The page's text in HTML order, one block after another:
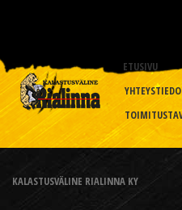
ETUSIVU
KALASTUSVÄLINE RIALINNA KY